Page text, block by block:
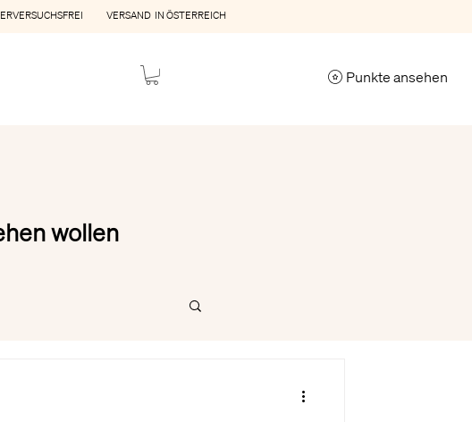
VERSAND IN ÖSTERREICH
Punkte ansehen
wollen